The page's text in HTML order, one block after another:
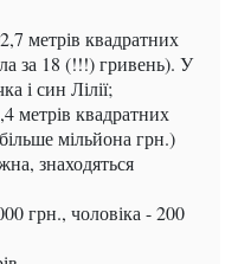
метрів квадратних
за 18 (!!!) гривень). У
і син Лілії;
метрів квадратних
мільйона грн.)
знаходяться
грн., чоловіка - 200